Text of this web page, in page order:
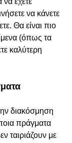
να κάνετε
Θα είναι πιο
(όπως τα
καλύτερη
διακόσμηση
πράγματα
ταιριάζουν με